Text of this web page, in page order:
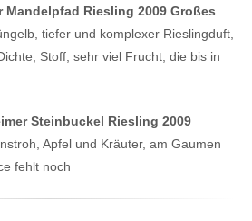
Mandelpfad Riesling 2009 Großes
tiefer und komplexer Rieslingduft,
Stoff, sehr viel Frucht, die bis in
Steinbuckel Riesling 2009
Apfel und Kräuter, am Gaumen
fehlt noch